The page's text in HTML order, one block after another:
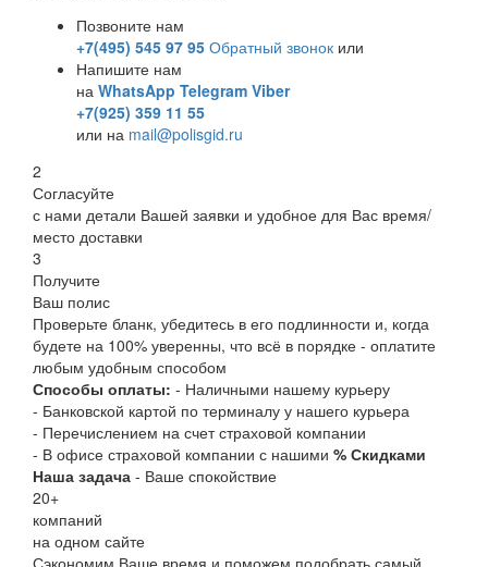
Позвоните нам
+7(495) 545 97 95 Обратный звонок или
Напишите нам
на WhatsApp Telegram Viber
+7(925) 359 11 55
или на mail@polisgid.ru
2
Согласуйте
с нами детали Вашей заявки и удобное для Вас время/
место доставки
3
Получите
Ваш полис
Проверьте бланк, убедитесь в его подлинности и, когда
будете на 100% уверенны, что всё в порядке - оплатите
любым удобным способом
Способы оплаты: - Наличными нашему курьеру
- Банковской картой по терминалу у нашего курьера
- Перечислением на счет страховой компании
- В офисе страховой компании с нашими % Скидками
Наша задача - Ваше спокойствие
20+
компаний
на одном сайте
Сэкономим Ваше время и поможем подобрать самый